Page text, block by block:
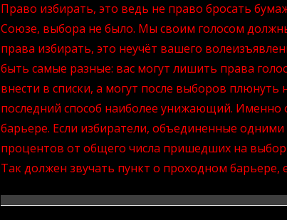
Право избирать, это ведь не право бросать
Союзе, выбора не было. Мы своим голосом
права избирать, это неучёт вашего
быть самые разные: вас могут лишить права
внести в списки, а могут после выборов
последний способ наиболее унижающий. Именно
барьере. Если избиратели, объединенные
процентов от общего числа пришедших на
Так должен звучать пункт о проходном барьере,